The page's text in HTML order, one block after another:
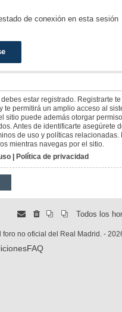
de conexión en esta sesión
estar registrado. Registrarte
te permitirá un amplio acceso al
sitio puede además otorgar
Antes de identificarte asegúrete
de uso y políticas relacionadas.
mientras navegas por el sitio.
| Política de privacidad
Todos los
foro no oficial del Real Madrid. -
FAQ